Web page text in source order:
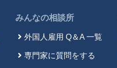
みんなの相談所
外国人雇用 Q＆A 一覧
専門家に質問をする